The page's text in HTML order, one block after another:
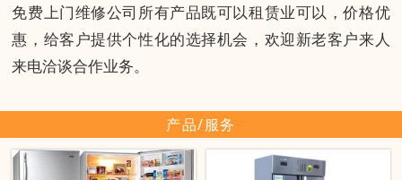
免费上门维修公司所有产品既可以租赁业可以，价格优
惠，给客户提供个性化的选择机会，欢迎新老客户来人
来电洽谈合作业务。
产品/服务